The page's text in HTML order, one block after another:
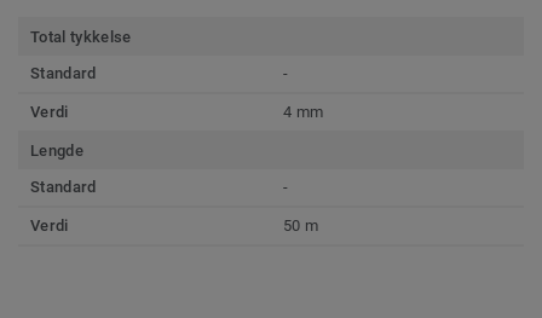
Total tykkelse
Standard
-
Verdi 4 mm
Lengde
Standard
-
Verdi 50 m